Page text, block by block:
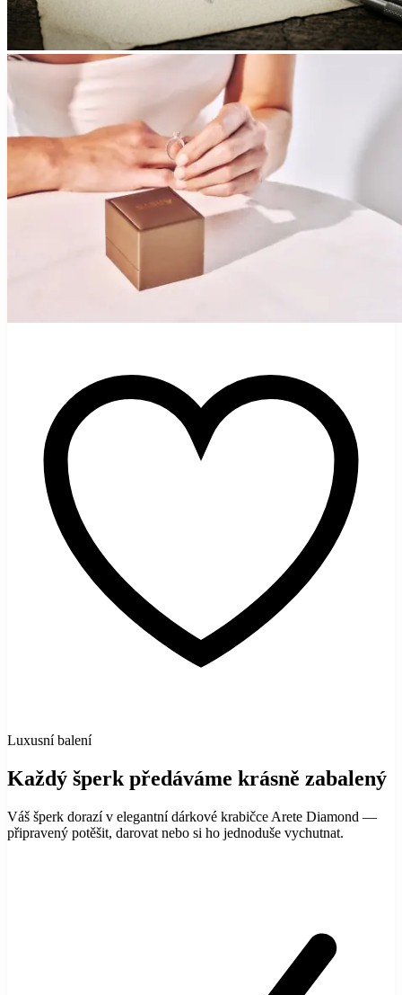
Luxusní balení
Každý šperk předáváme krásně zabalený
Váš šperk dorazí v elegantní dárkové krabičce Arete Diamond —
připravený potěšit, darovat nebo si ho jednoduše vychutnat.